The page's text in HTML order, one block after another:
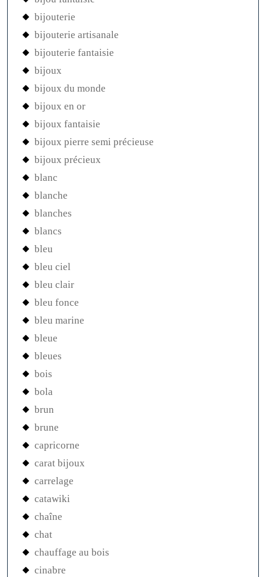
bijouterie
bijouterie artisanale
bijouterie fantaisie
bijoux
bijoux du monde
bijoux en or
bijoux fantaisie
bijoux pierre semi précieuse
bijoux précieux
blanc
blanche
blanches
blancs
bleu
bleu ciel
bleu clair
bleu fonce
bleu marine
bleue
bleues
bois
bola
brun
brune
capricorne
carat bijoux
carrelage
catawiki
chaîne
chat
chauffage au bois
cinabre